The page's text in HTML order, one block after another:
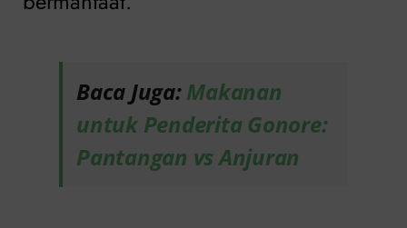
Baca Juga:Makanan
untuk Penderita Gonore:
Pantangan vs Anjuran